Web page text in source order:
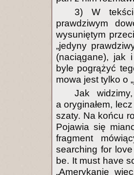
3) W
prawdziwym
wysuniętym
„jedyny
(naciągane), jak
byle pogrążyć
mowa jest tylko o
Jak
a oryginałem,
szaty. Na końcu
Pojawia się
fragment
searching for
be. It must have
„Amerykanie